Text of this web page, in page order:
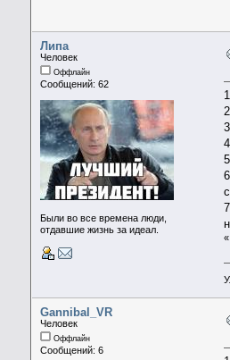
Липа
Человек
Оффлайн
Сообщений: 62
Были во все времена люди,
отдавшие жизнь за идеал.
Gannibal_VR
Человек
Оффлайн
Сообщений: 6